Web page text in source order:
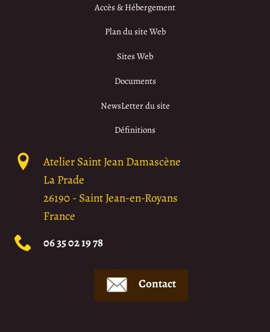
Accès & Hébergement
Plan du site Web
Sites Web
Documents
NewsLetter du site
Définitions
Atelier Saint Jean Damascène
La Prade
26190- Saint Jean-en-Royans
France
06 35 02 19 78
Contact